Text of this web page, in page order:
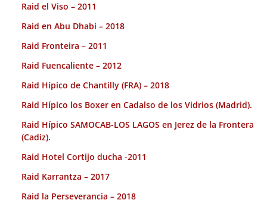
Raid el Viso – 2011
Raid en Abu Dhabi – 2018
Raid Fronteira – 2011
Raid Fuencaliente – 2012
Raid Hípico de Chantilly (FRA) – 2018
Raid Hípico los Boxer en Cadalso de los Vidrios (Madrid).
Raid Hípico SAMOCAB-LOS LAGOS en Jerez de la Frontera
(Cadiz).
Raid Hotel Cortijo ducha -2011
Raid Karrantza – 2017
Raid la Perseverancia – 2018